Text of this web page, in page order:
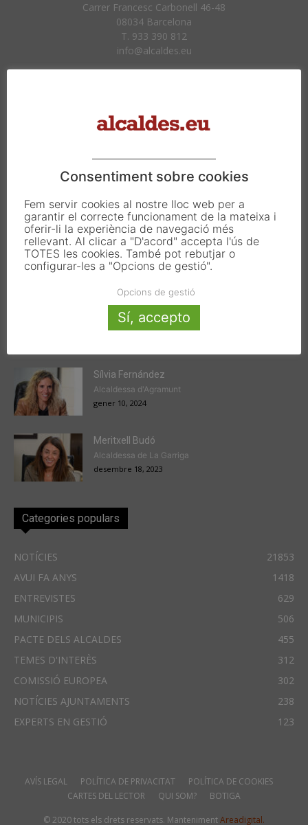
Carrer Francesc Carbonell 46-48
08034 Barcelona
T. 933 390 812
info@alcaldes.eu
Articles populars
Victor Ferrando
President de l'EMD de Jesús
Sílvia Fernández
Alcaldessa d'Agramunt
gener 10, 2024
Meritxell Budó
Alcaldessa de La Garriga
desembre 18, 2023
Categories populars
NOTÍCIES
21853
AVUI FA ANYS
1418
ENTREVISTES
629
MUNICIPIS
506
PACTE DELS ALCALDES
455
TEMES D'INTERÈS
312
COMISSIÓ EUROPEA
302
NOTÍCIES AJUNTAMENTS
238
EXPERTS EN GESTIÓ
123
AVÍS LEGAL POLÍTICA DE PRIVACITAT
POLÍTICA DE COOKIES
CARTES DEL LECTOR
QUI SOM? BOTIGA
© 2020 tots els drets reservats. MantenimentAreadigital.
Consentiment sobre cookies
Fem servir cookies al nostre lloc web per a
garantir el correcte funcionament de la mateixa i
oferir-li la experiència de navegació més
rellevant. Al clicar a "D'acord" accepta l'ús de
TOTES les cookies. També pot rebutjar o
configurar-les a "Opcions de gestió".
Opcions de gestió
Sí, accepto